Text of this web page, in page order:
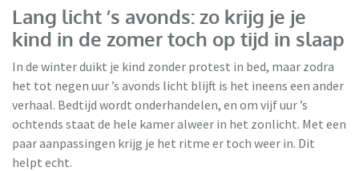
Lang licht ’s avonds: zo krijg je je
kind in de zomer toch op tijd in slaap
In de winter duikt je kind zonder protest in bed, maar zodra
het tot negen uur ’s avonds licht blijft is het ineens een ander
verhaal. Bedtijd wordt onderhandelen, en om vijf uur ’s
ochtends staat de hele kamer alweer in het zonlicht. Met een
paar aanpassingen krijg je het ritme er toch weer in. Dit
helpt echt.